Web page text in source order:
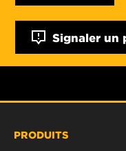
Signaler un
PRODUITS